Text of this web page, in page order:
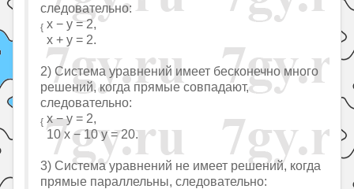
следовательно:
{ x − y = 2,
x + y = 2.
2) Система уравнений имеет бесконечно много
решений, когда прямые совпадают,
следовательно:
{ x − y = 2,
10 x − 10 y = 20.
3) Система уравнений не имеет решений, когда
прямые параллельны, следовательно: